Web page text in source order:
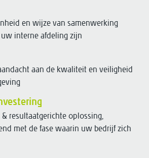
en wijze van samenwerking
interne afdeling zijn
aan de kwaliteit en veiligheid
& resultaatgerichte oplossing,
met de fase waarin uw bedrijf zich